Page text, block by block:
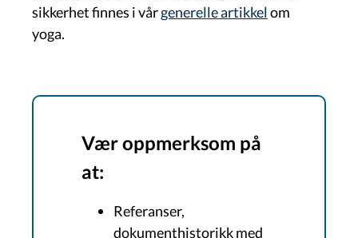
sikkerhet finnes i vårgenerelle artikkelom
yoga.
Vær oppmerksom på
at:
Referanser,
dokumenthistorikk med